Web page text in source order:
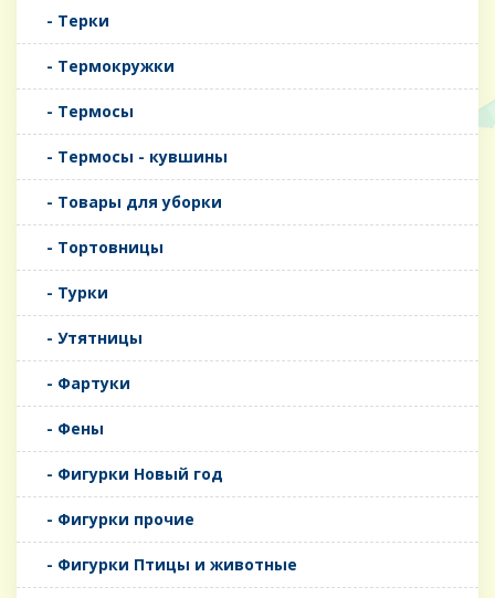
- Терки
- Термокружки
- Термосы
- Термосы - кувшины
- Товары для уборки
- Тортовницы
- Турки
- Утятницы
- Фартуки
- Фены
- Фигурки Новый год
- Фигурки прочие
- Фигурки Птицы и животные